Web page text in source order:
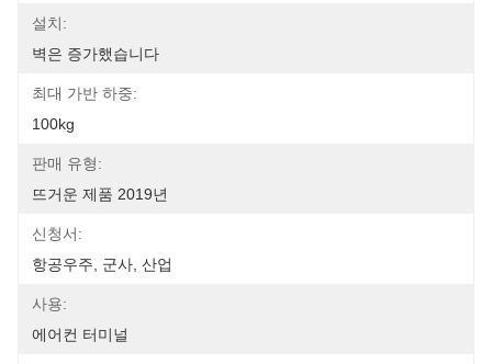
설치:
벽은 증가했습니다
최대 가반 하중:
100kg
판매 유형:
뜨거운 제품 2019년
신청서:
항공우주, 군사, 산업
사용:
에어컨 터미널